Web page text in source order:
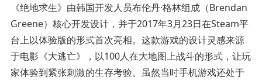
《绝地求生》由韩国开发人员布伦丹·格林组成（Brendan
Greene）核心开发设计，并于2017年3月23日在Steam平
台上以体验版的形式首次亮相。这款游戏的设计灵感来源
于电影《大逃亡》，以100人在大地图上战斗的形式，让玩
家体验到紧张刺激的生存考验。虽然当时手机游戏还处于